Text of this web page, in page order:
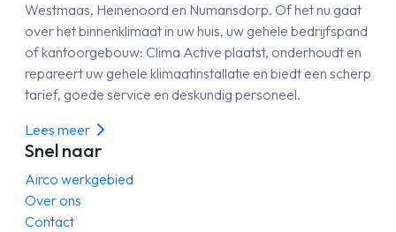
Westmaas, Heinenoord en Numansdorp. Of het nu gaat
over het binnenklimaat in uw huis, uw gehele bedrijfspand
of kantoorgebouw: Clima Active plaatst, onderhoudt en
repareert uw gehele klimaatinstallatie en biedt een scherp
tarief, goede service en deskundig personeel.
Lees meer
Snel naar
Airco werkgebied
Over ons
Contact